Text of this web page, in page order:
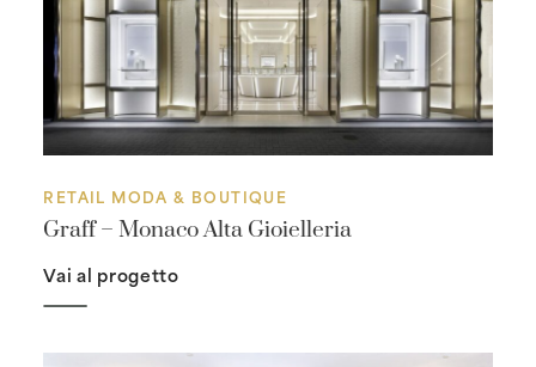
RETAIL MODA & BOUTIQUE
Graff – Monaco Alta Gioielleria
Vai al progetto